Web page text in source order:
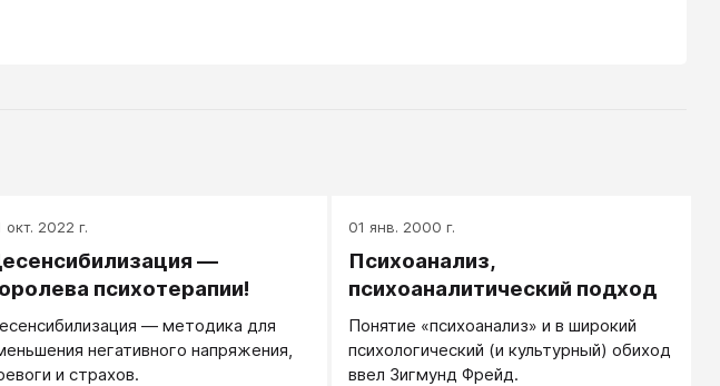
окт. 2022 г.
—
психотерапии!
— методика для
негативного напряжения,
и страхов.
01 янв. 2000 г.
Психоанализ,
психоаналитический подход
Понятие «психоанализ» и в широкий
психологический (и культурный) обиход
ввел Зигмунд Фрейд.